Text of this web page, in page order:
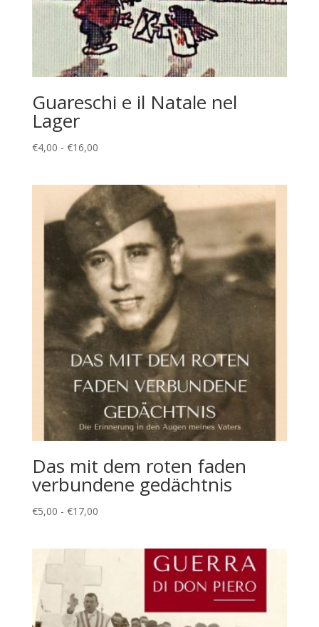
Guareschi e il Natale nel
Lager
€4,00 - €16,00Fascia
da
€4,00
a
€16,00
Das mit dem roten faden
verbundene gedächtnis
€5,00 - €17,00Fascia
€17,00